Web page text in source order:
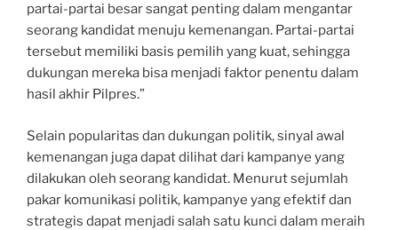
partai-partai besar sangat penting dalam mengantar
seorang kandidat menuju kemenangan. Partai-partai
tersebut memiliki basis pemilih yang kuat, sehingga
dukungan mereka bisa menjadi faktor penentu dalam
hasil akhir Pilpres.”
Selain popularitas dan dukungan politik, sinyal awal
kemenangan juga dapat dilihat dari kampanye yang
dilakukan oleh seorang kandidat. Menurut sejumlah
pakar komunikasi politik, kampanye yang efektif dan
strategis dapat menjadi salah satu kunci dalam meraih